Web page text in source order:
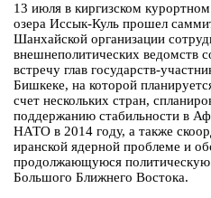
13 июля в киргизском
озера Иссык-Куль прошел
Шанхайской организации
внешнеполитических ведомств
встречу глав государств-
Бишкеке, на которой
счет нескольких стран,
поддержанию стабильности в
НАТО в 2014 году, а также
иранской ядерной проблеме и
продолжающуюся политическую
Большого Ближнего Востока.